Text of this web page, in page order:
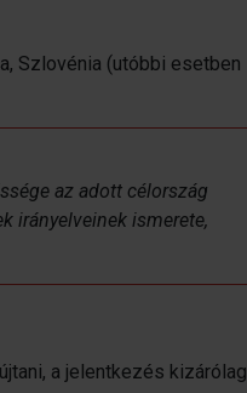
Szlovénia (utóbbi esetben
az adott célország
irányelveinek ismerete,
a jelentkezés kizárólag